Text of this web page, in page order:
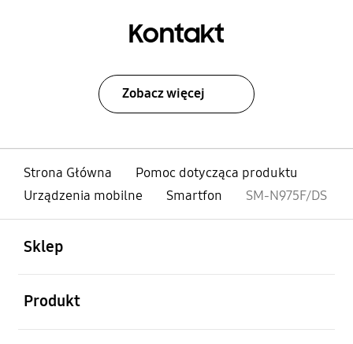
Kontakt
Zobacz więcej
Strona Główna
Pomoc dotycząca produktu
Urządzenia mobilne
Smartfon SM-N975F/DS
Sklep
Produkt